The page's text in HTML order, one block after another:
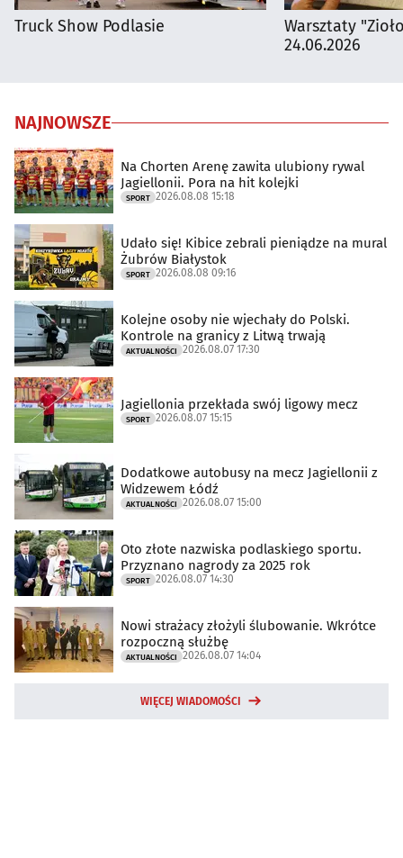
Truck Show Podlasie
Warsztaty
24.06.2026
NAJNOWSZE
Na Chorten Arenę zawita ulubiony rywal
Jagiellonii. Pora na hit kolejki
SPORT 2026.08.08 15:18
Udało się! Kibice zebrali pieniądze na mural
Żubrów Białystok
SPORT 2026.08.08 09:16
Kolejne osoby nie wjechały do Polski.
Kontrole na granicy z Litwą trwają
AKTUALNOŚCI 2026.08.07 17:30
Jagiellonia przekłada swój ligowy mecz
SPORT 2026.08.07 15:15
Dodatkowe autobusy na mecz Jagiellonii z
Widzewem Łódź
AKTUALNOŚCI 2026.08.07 15:00
Oto złote nazwiska podlaskiego sportu.
Przyznano nagrody za 2025 rok
SPORT 2026.08.07 14:30
Nowi strażacy złożyli ślubowanie. Wkrótce
rozpoczną służbę
AKTUALNOŚCI 2026.08.07 14:04
WIĘCEJ WIADOMOŚCI